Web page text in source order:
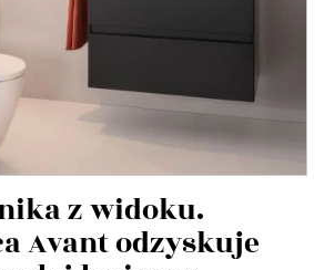
z widoku.
Avant odzyskuje